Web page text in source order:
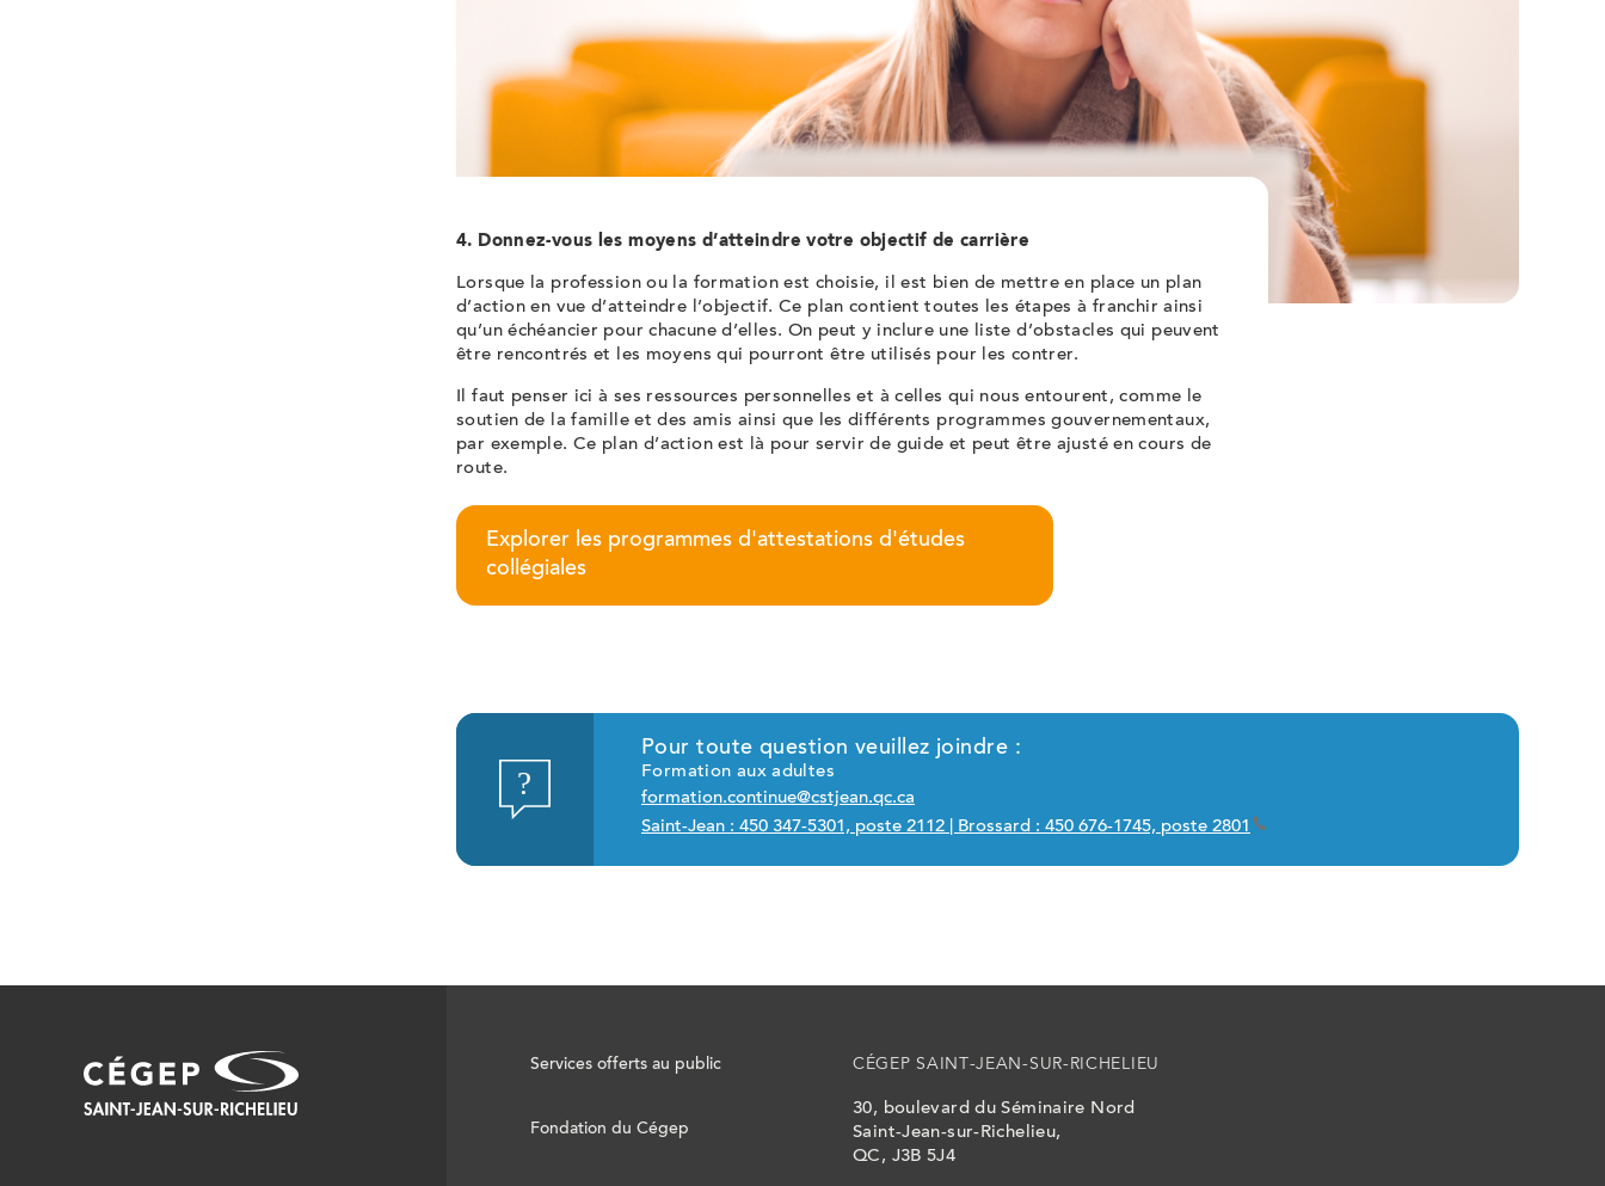
4. Donnez-vous les moyens d’atteindre votre objectif de carrière
Lorsque la profession ou la formation est choisie, il est bien de mettre en place un plan
d’action en vue d’atteindre l’objectif. Ce plan contient toutes les étapes à franchir ainsi
qu’un échéancier pour chacune d’elles. On peut y inclure une liste d’obstacles qui peuvent
être rencontrés et les moyens qui pourront être utilisés pour les contrer.
Il faut penser ici à ses ressources personnelles et à celles qui nous entourent, comme le
soutien de la famille et des amis ainsi que les différents programmes gouvernementaux,
par exemple. Ce plan d’action est là pour servir de guide et peut être ajusté en cours de
route.
Explorer les programmes d'attestations d'études
collégiales
Pour toute question veuillez joindre :
Formation aux adultes
formation.continue@cstjean.qc.ca
Saint-Jean : 450 347-5301, poste 2112 | Brossard : 450 676-1745, poste 2801
Services offerts au public
Fondation du Cégep
CÉGEP SAINT-JEAN-SUR-RICHELIEU
30, boulevard du Séminaire Nord
Saint-Jean-sur-Richelieu,
QC, J3B 5J4